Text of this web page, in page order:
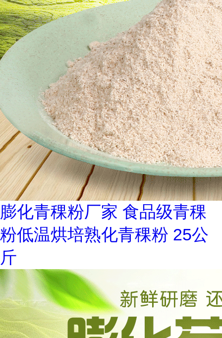
膨化青稞粉厂家 食品级青稞
粉低温烘培熟化青稞粉 25公
斤